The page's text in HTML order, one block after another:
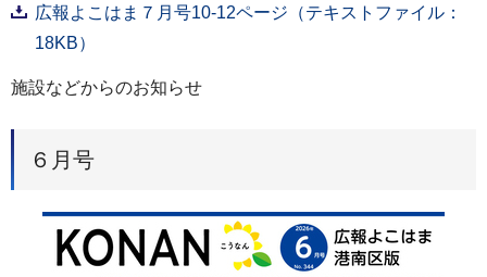
広報よこはま７月号10-12ページ（テキストファイル：
18KB）
施設などからのお知らせ
６月号